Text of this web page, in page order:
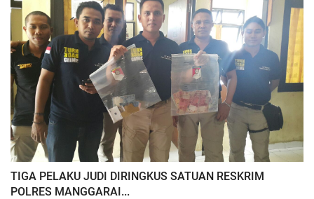
TIGA PELAKU JUDI DIRINGKUS SATUAN RESKRIM
POLRES MANGGARAI...